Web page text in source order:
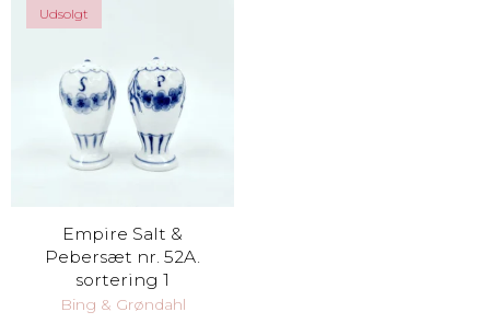
Udsolgt
Empire Salt &
Pebersæt nr. 52A.
sortering 1
Bing & Grøndahl